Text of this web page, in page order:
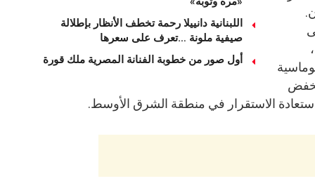
اللبنانية دانييلا رحمة تخطف الأنظار بإطلالة
صيفية ملونة …تعرف على سعرها
أول صور من خطوبة الفنانة المصرية ملك قورة
الاستقرار في منطقة الشرق الأوسط.